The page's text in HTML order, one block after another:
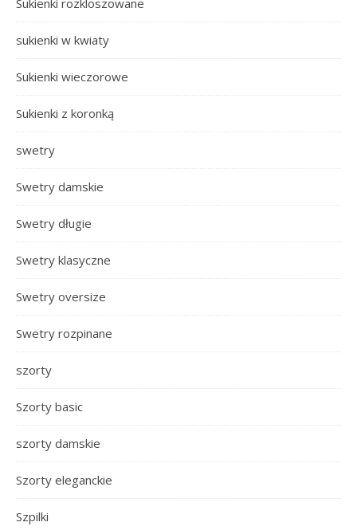
Sukienki rozkloszowane
sukienki w kwiaty
Sukienki wieczorowe
Sukienki z koronką
swetry
Swetry damskie
Swetry długie
Swetry klasyczne
Swetry oversize
Swetry rozpinane
szorty
Szorty basic
szorty damskie
Szorty eleganckie
Szpilki